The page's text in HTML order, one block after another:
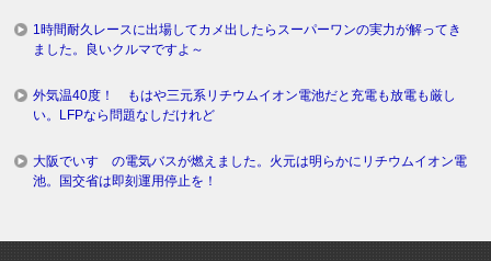
1時間耐久レースに出場してカメ出したらスーパーワンの実力が解ってき
ました。良いクルマですよ～
外気温40度！ もはや三元系リチウムイオン電池だと充電も放電も厳し
い。LFPなら問題なしだけれど
大阪でいすゞの電気バスが燃えました。火元は明らかにリチウムイオン電
池。国交省は即刻運用停止を！